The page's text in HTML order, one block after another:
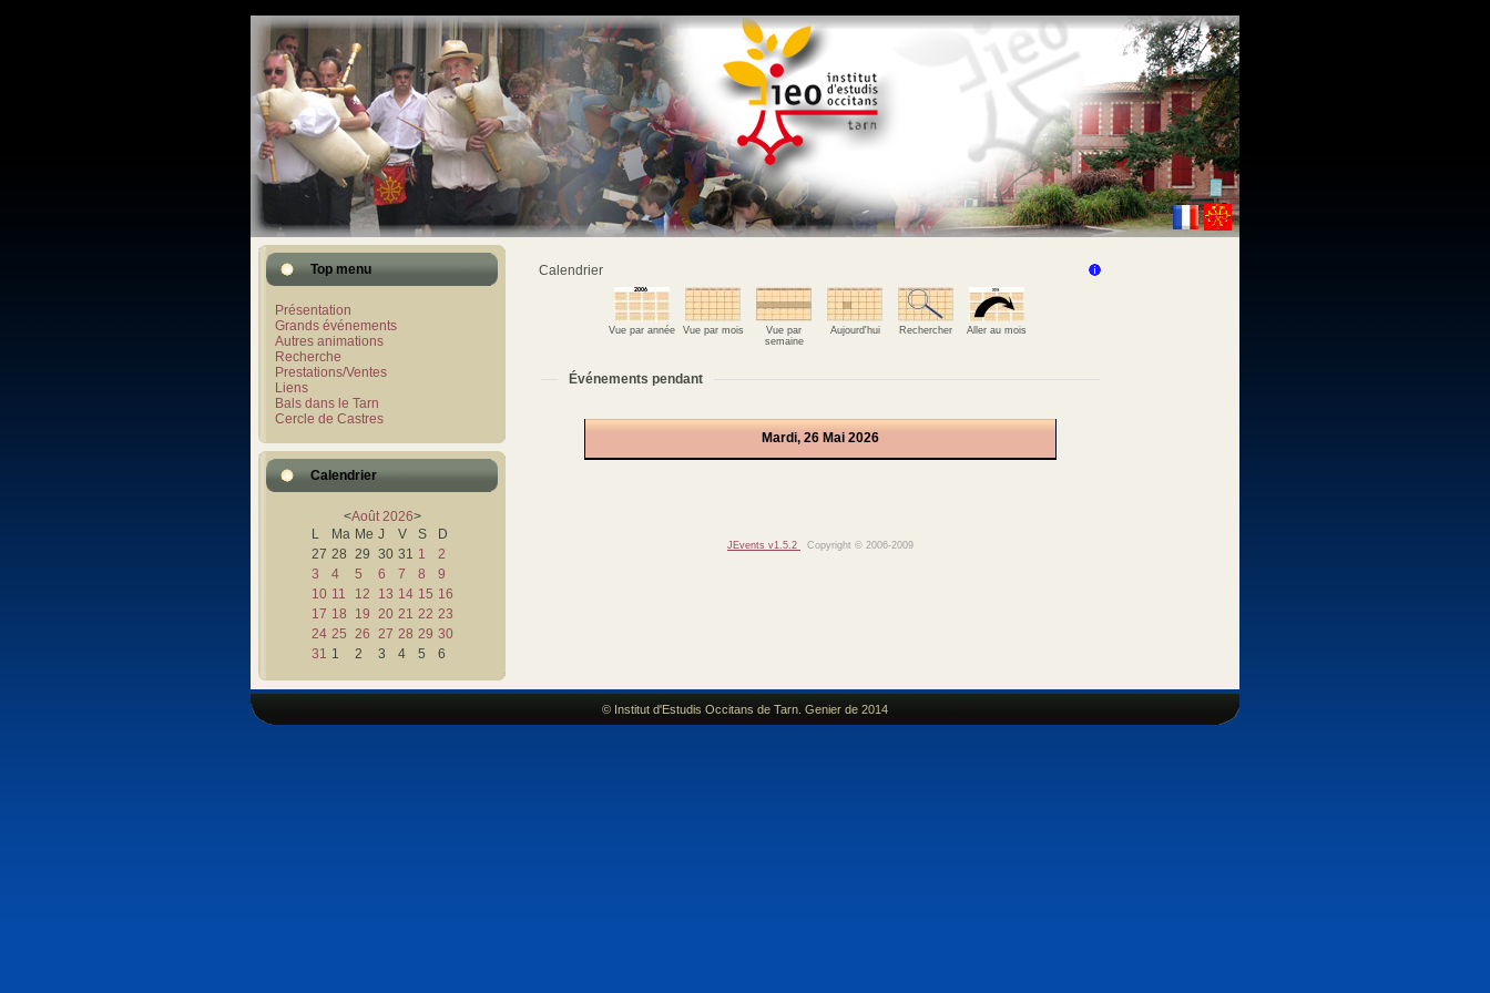
Top menu
Présentation
Grands événements
Autres animations
Recherche
Prestations/Ventes
Liens
Bals dans le Tarn
Cercle de Castres
Calendrier
<Août 2026>
L
Ma Me J V S
D
27 28 29 30 31 1
2
3
4 5 6 7 8
9
10 11 12 13 14 15 16
17 18 19 20 21 22 23
24 25 26 27 28 29 30
31 1 2 3 4 5 6
Calendrier
Vue par année Vue par mois
Vue par
semaine
Aujourd'hui Rechercher Aller au mois
Événements pendant
Mardi, 26 Mai 2026
JEvents v1.5.2 Copyright © 2006-2009
© Institut d'Estudis Occitans de Tarn. Genier de 2014